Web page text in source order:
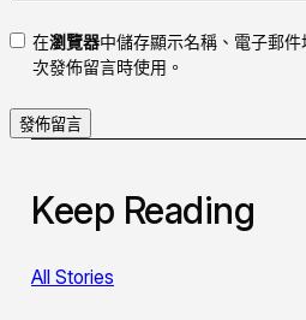
在瀏覽器中儲存顯示名稱、電子郵
次發佈留言時使用。
Keep Reading
All Stories